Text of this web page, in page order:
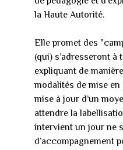
la Haute Autorité.
Elle promet des
(qui) s’adresseront à
expliquant de
modalités de mise en
mise à jour d’un
attendre la
intervient un jour ne
d’accompagnement